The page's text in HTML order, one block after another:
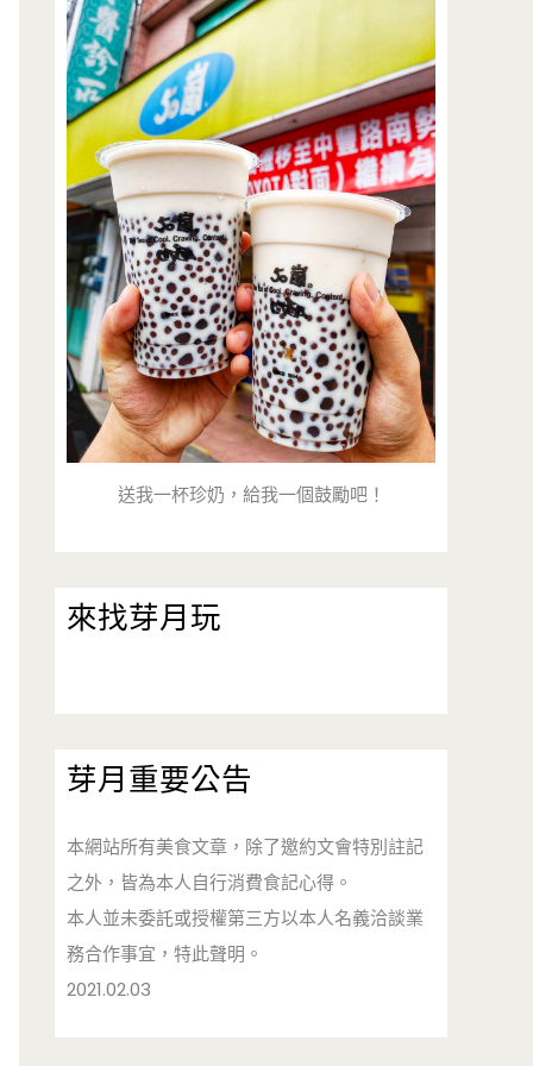
送我一杯珍奶，給我一個鼓勵吧！
來找芽月玩
芽月重要公告
本網站所有美食文章，除了邀約文會特別註記
之外，皆為本人自行消費食記心得。
本人並未委託或授權第三方以本人名義洽談業
務合作事宜，特此聲明。
2021.02.03